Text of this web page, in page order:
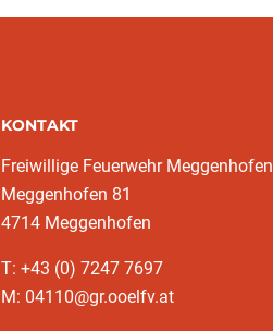
KONTAKT
Freiwillige Feuerwehr Meggenhofen
Meggenhofen 81
4714 Meggenhofen
T: +43 (0) 7247 7697
M: 04110@gr.ooelfv.at